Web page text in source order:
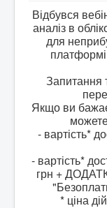
Відповіді на
систем BAS
ПИТАННЯ ТА
нарахування
Відбувся
аналіз в
для
Запитання
Якщо ви
- вартість*
- вартість*
грн +
* ціна